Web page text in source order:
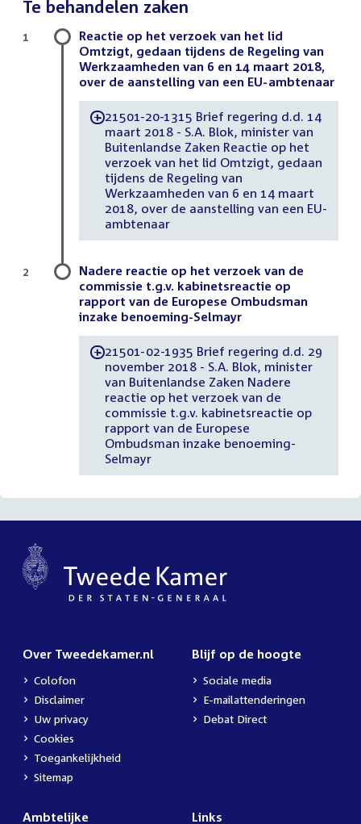
Te behandelen zaken
Reactie op het verzoek van het lid
Omtzigt, gedaan tijdens de Regeling van
Werkzaamheden van 6 en 14 maart 2018,
over de aanstelling van een EU-ambtenaar
-21501-20-1315 Brief regering d.d. 14
maart 2018 - S.A. Blok, minister van
Buitenlandse Zaken Reactie op het
verzoek van het lid Omtzigt, gedaan
tijdens de Regeling van
Werkzaamheden van 6 en 14 maart
2018, over de aanstelling van een EU-
ambtenaar
1
Nadere reactie op het verzoek van de
commissie t.g.v. kabinetsreactie op
rapport van de Europese Ombudsman
inzake benoeming-Selmayr
-21501-02-1935 Brief regering d.d. 29
november 2018 - S.A. Blok, minister
van Buitenlandse Zaken Nadere
reactie op het verzoek van de
commissie t.g.v. kabinetsreactie op
rapport van de Europese
Ombudsman inzake benoeming-
Selmayr
2
Over Tweedekamer.nl
Colofon
Disclaimer
Uw privacy
Cookies
Toegankelijkheid
Sitemap
Blijf op de hoogte
Sociale media
E-mailattenderingen
Debat Direct
Ambtelijke Links